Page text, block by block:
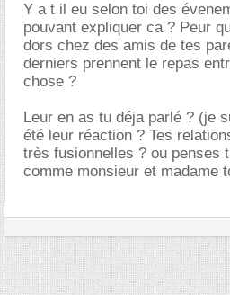
Y a t il eu selon toi des
pouvant expliquer ca ? Peur
dors chez des amis de tes
derniers prennent le repas
chose ?
Leur en as tu déja parlé ? (je
été leur réaction ? Tes
très fusionnelles ? ou penses
comme monsieur et madame